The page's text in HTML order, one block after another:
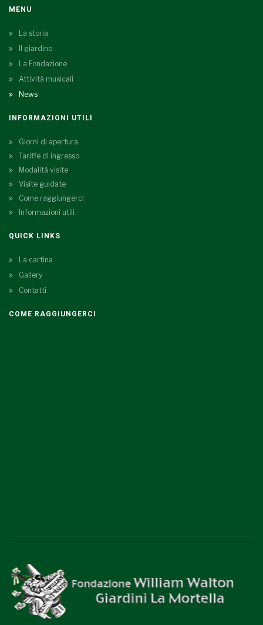
MENU
La storia
Il giardino
La Fondazione
Attività musicali
News
INFORMAZIONI UTILI
Giorni di apertura
Tariffe di ingresso
Modalità visite
Visite guidate
Come raggiungerci
Informazioni utili
QUICK LINKS
La cartina
Gallery
Contatti
COME RAGGIUNGERCI